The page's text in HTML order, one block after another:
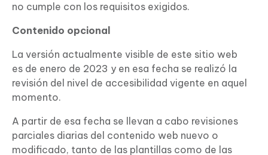
no cumple con los requisitos exigidos.
Contenido opcional
La versión actualmente visible de este sitio web
es de enero de 2023 y en esa fecha se realizó la
revisión del nivel de accesibilidad vigente en aquel
momento.
A partir de esa fecha se llevan a cabo revisiones
parciales diarias del contenido web nuevo o
modificado, tanto de las plantillas como de las